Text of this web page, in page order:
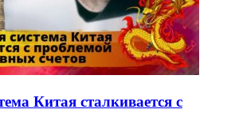
Китая сталкивается с